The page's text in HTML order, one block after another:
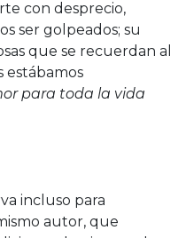
con desprecio,
ser golpeados; su
que se recuerdan al
estábamos
para toda la vida
incluso para
autor, que